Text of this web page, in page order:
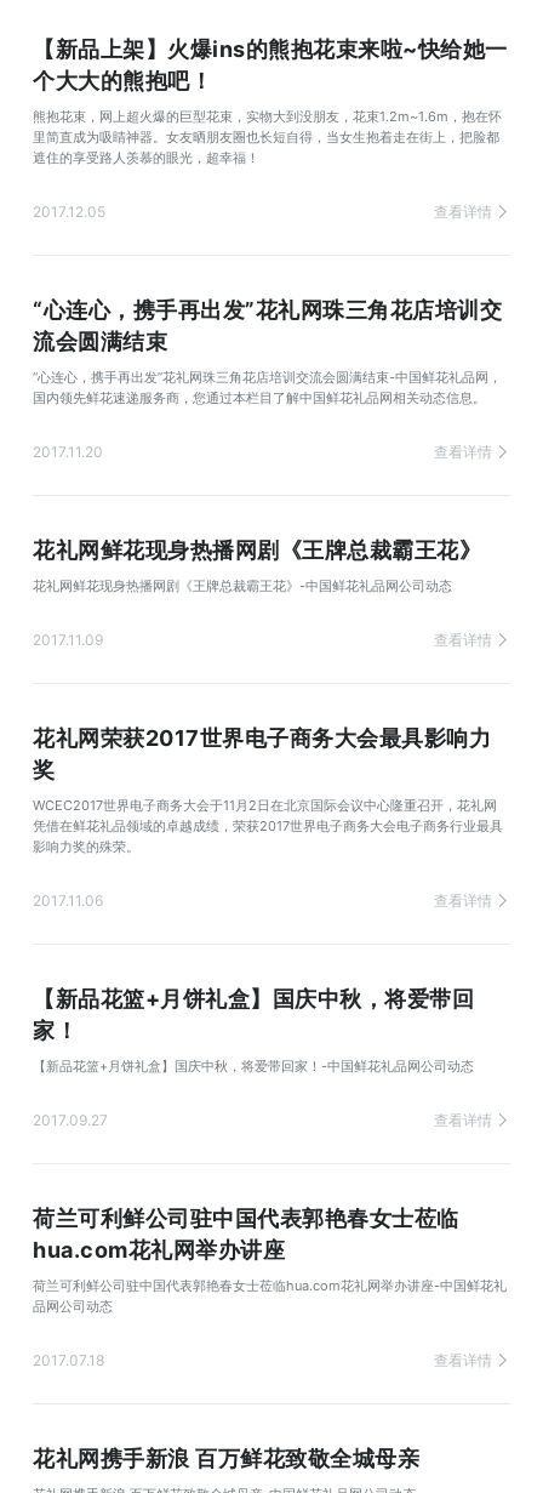
【新品上架】火爆ins的熊抱花束来啦~快给她一
个大大的熊抱吧！
熊抱花束，网上超火爆的巨型花束，实物大到没朋友，花束1.2m~1.6m，抱在怀
里简直成为吸睛神器。女友晒朋友圈也长短自得，当女生抱着走在街上，把脸都
遮住的享受路人羡慕的眼光，超幸福！
2017.12.05 查看详情
“心连心，携手再出发”花礼网珠三角花店培训交
流会圆满结束
“心连心，携手再出发”花礼网珠三角花店培训交流会圆满结束-中国鲜花礼品网，
国内领先鲜花速递服务商，您通过本栏目了解中国鲜花礼品网相关动态信息。
2017.11.20 查看详情
花礼网鲜花现身热播网剧《王牌总裁霸王花》
花礼网鲜花现身热播网剧《王牌总裁霸王花》-中国鲜花礼品网公司动态
2017.11.09 查看详情
花礼网荣获2017世界电子商务大会最具影响力
奖
WCEC2017世界电子商务大会于11月2日在北京国际会议中心隆重召开，花礼网
凭借在鲜花礼品领域的卓越成绩，荣获2017世界电子商务大会电子商务行业最具
影响力奖的殊荣。
2017.11.06 查看详情
【新品花篮+月饼礼盒】国庆中秋，将爱带回
家！
【新品花篮+月饼礼盒】国庆中秋，将爱带回家！-中国鲜花礼品网公司动态
2017.09.27 查看详情
荷兰可利鲜公司驻中国代表郭艳春女士莅临
hua.com花礼网举办讲座
荷兰可利鲜公司驻中国代表郭艳春女士莅临hua.com花礼网举办讲座-中国鲜花礼
品网公司动态
2017.07.18 查看详情
花礼网携手新浪 百万鲜花致敬全城母亲